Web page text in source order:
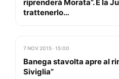
riprenderà Morata”. E la
trattenerlo…
7 NOV 2015 · 15:00
Banega stavolta apre al
Siviglia”